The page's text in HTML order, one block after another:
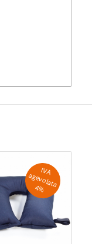
IV
A
a
g
e
v
o
la
ta
4
%